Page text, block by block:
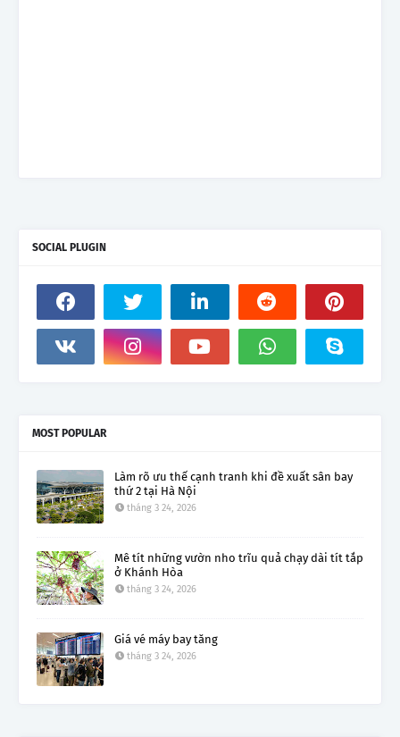
SOCIAL PLUGIN
MOST POPULAR
Làm rõ ưu thế cạnh tranh khi đề xuất sân bay
thứ 2 tại Hà Nội
tháng 3 24, 2026
Mê tít những vườn nho trĩu quả chạy dài tít tắp
ở Khánh Hòa
tháng 3 24, 2026
Giá vé máy bay tăng
tháng 3 24, 2026